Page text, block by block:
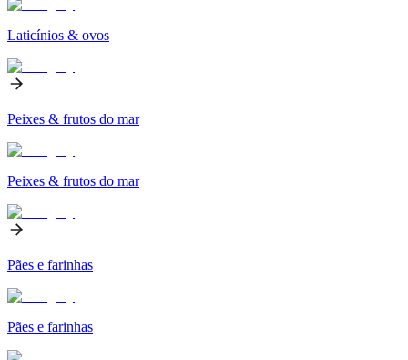
Laticínios & ovos
Peixes & frutos do mar
Peixes & frutos do mar
Pães e farinhas
Pães e farinhas